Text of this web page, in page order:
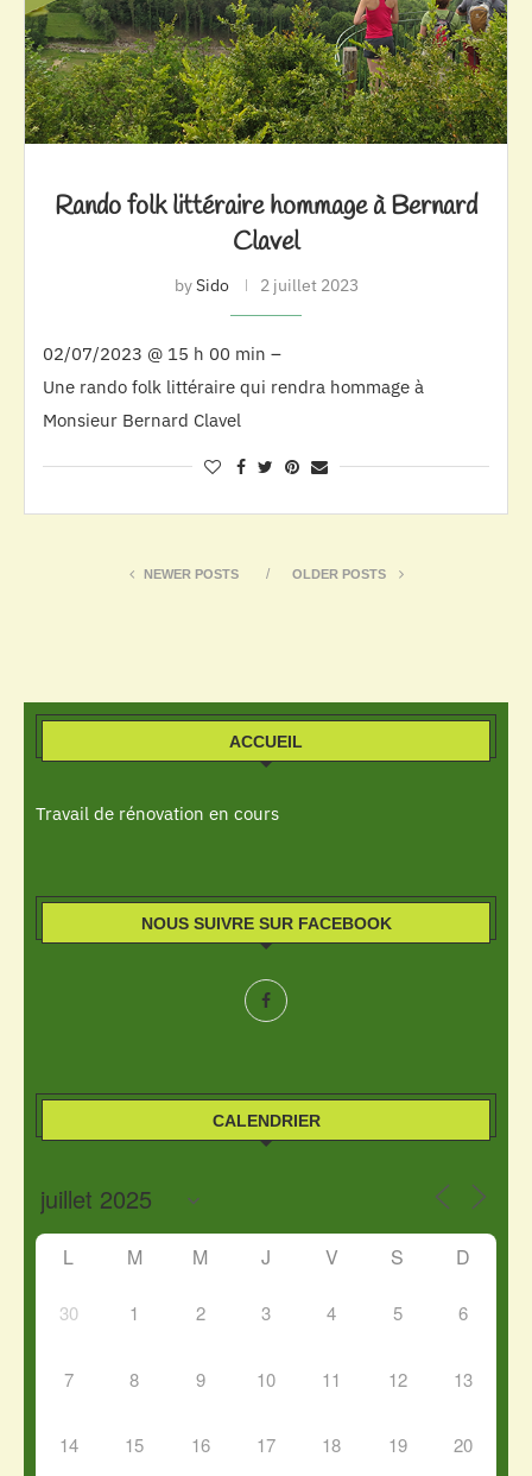
Rando folk littéraire hommage à Bernard
Clavel
bySido 2 juillet 2023
02/07/2023 @ 15 h 00 min –
Une rando folk littéraire qui rendra hommage à
Monsieur Bernard Clavel
NEWER POSTS OLDER POSTS
ACCUEIL
Travail de rénovation en cours
NOUS SUIVRE SUR FACEBOOK
CALENDRIER
L M M J V S D
30 1 2 3 4 5 6
7 8 9 10 11 12 13
14 15 16 17 18 19 20